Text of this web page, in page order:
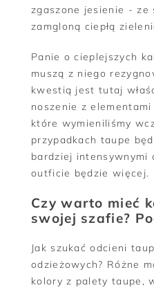
zgaszone jesienie - ze
zamgloną ciepłą
Panie o cieplejszych
muszą z niego
kwestią jest tutaj
noszenie z
które wymieniliśmy
przypadkach taupe
bardziej intensywnymi
outficie będzie więcej.
Czy warto mieć
swojej szafie?
Jak szukać odcieni
odzieżowych? Różne
kolory z palety taupe,